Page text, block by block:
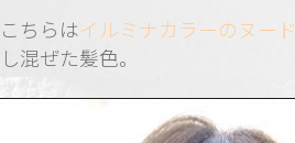
こちらはイルミナカラーのヌード
し混ぜた髪色。